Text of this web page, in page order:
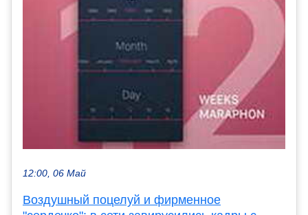
12:00, 06 Май
Воздушный поцелуй и фирменное